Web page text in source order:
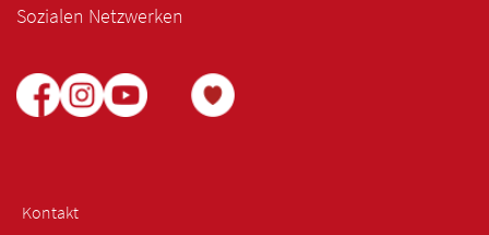
Sozialen Netzwerken
Kontakt